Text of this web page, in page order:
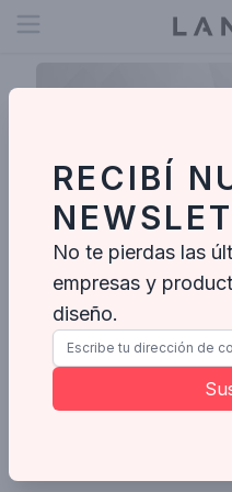
Open menu
RECIBÍ
No te pierdas las
empresas y
diseño.